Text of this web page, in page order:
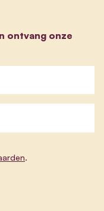
ontvang onze
.